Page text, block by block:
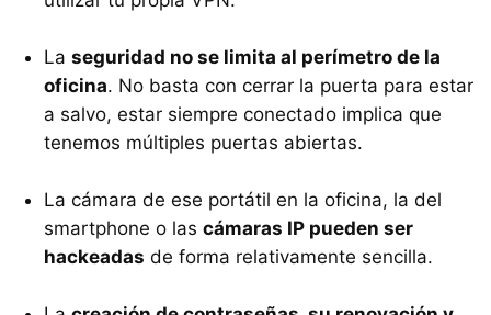
La seguridad no se limita al perímetro de la
oficina. No basta con cerrar la puerta para estar
a salvo, estar siempre conectado implica que
tenemos múltiples puertas abiertas.
La cámara de ese portátil en la oficina, la del
smartphone o las cámaras IP pueden ser
hackeadas de forma relativamente sencilla.